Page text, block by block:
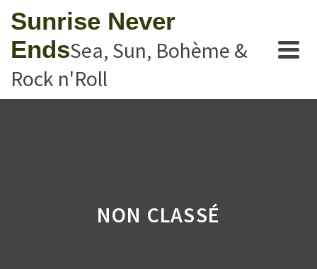
Sunrise Never
EndsSea, Sun, Bohème &
Rock n'Roll
NON CLASSÉ